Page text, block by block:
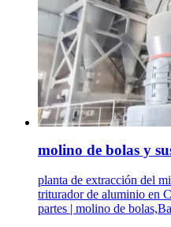
molino de bolas y
planta de extracción del
triturador de aluminio en
partes | molino de